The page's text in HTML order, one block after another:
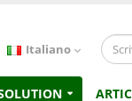
Italiano